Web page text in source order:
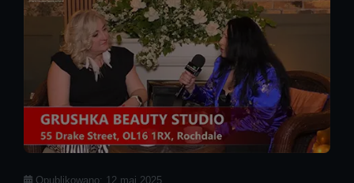
Szczegóły
Opublikowano: 12 maj 2025